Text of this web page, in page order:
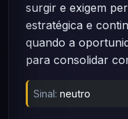
surgir e exigem
estratégica e
quando a
para consolidar
Sinal: neutro